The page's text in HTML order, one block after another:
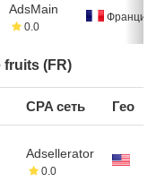
AdsMain
0.0
Франция
fruits (FR)
CPA сеть Гео
Adsellerator
0.0